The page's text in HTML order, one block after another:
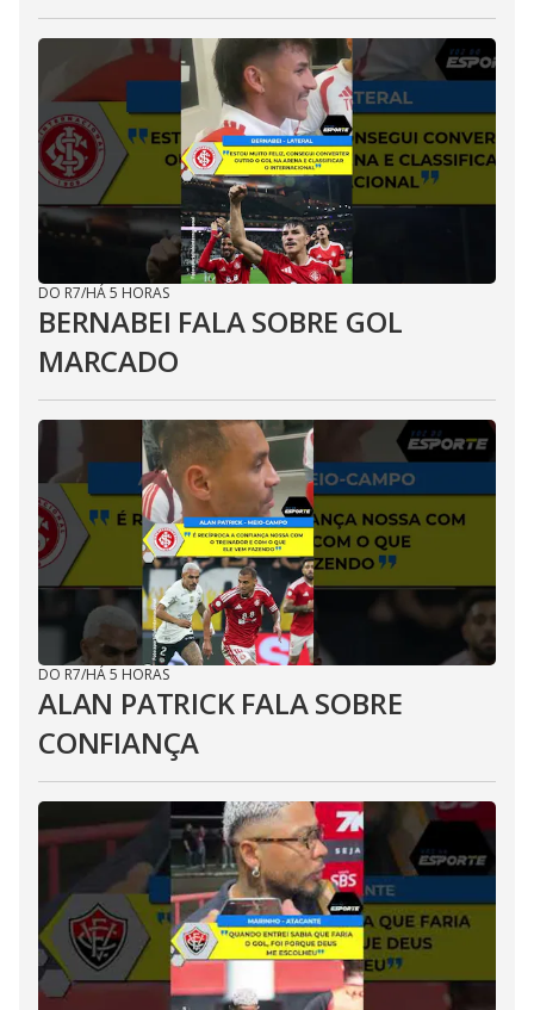
DO R7/HÁ 5 HORAS
BERNABEI FALA SOBRE GOL
MARCADO
DO R7/HÁ 5 HORAS
ALAN PATRICK FALA SOBRE
CONFIANÇA